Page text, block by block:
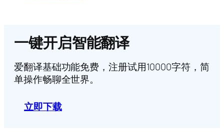
一键开启智能翻译
爱翻译基础功能免费，注册试用10000字符，简
单操作畅聊全世界。
立即下载